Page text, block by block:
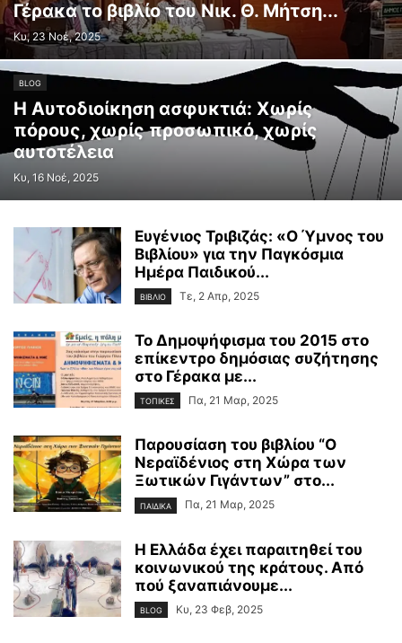
Γέρακα το βιβλίο του Νικ. Θ. Μήτση...
Κυ, 23 Νοέ, 2025
BLOG
Η Αυτοδιοίκηση ασφυκτιά: Χωρίς
πόρους, χωρίς προσωπικό, χωρίς
αυτοτέλεια
Κυ, 16 Νοέ, 2025
Ευγένιος Τριβιζάς: «Ο Ύμνος του
Βιβλίου» για την Παγκόσμια
Ημέρα Παιδικού...
ΒΙΒΛΙΟ Τε, 2 Απρ, 2025
Το Δημοψήφισμα του 2015 στο
επίκεντρο δημόσιας συζήτησης
στο Γέρακα με...
ΤΟΠΙΚΕΣ Πα, 21 Μαρ, 2025
Παρουσίαση του βιβλίου “Ο
Νεραϊδένιος στη Χώρα των
Ξωτικών Γιγάντων” στο...
ΠΑΙΔΙΚΑ Πα, 21 Μαρ, 2025
Η Ελλάδα έχει παραιτηθεί του
κοινωνικού της κράτους. Από
πού ξαναπιάνουμε...
BLOG Κυ, 23 Φεβ, 2025